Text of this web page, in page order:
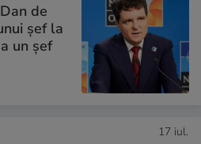
de
șef la
un şef
17 iul.